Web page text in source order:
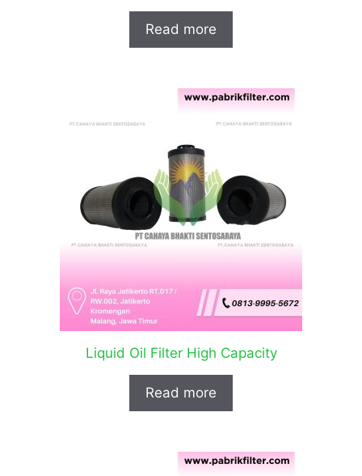
Read more
Liquid Oil Filter High Capacity
Read more